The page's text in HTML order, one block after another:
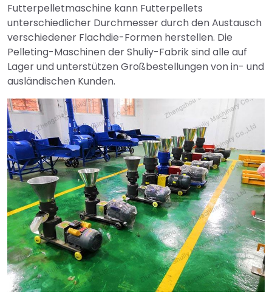
Futterpelletmaschine kann Futterpellets
unterschiedlicher Durchmesser durch den Austausch
verschiedener Flachdie-Formen herstellen. Die
Pelleting-Maschinen der Shuliy-Fabrik sind alle auf
Lager und unterstützen Großbestellungen von in- und
ausländischen Kunden.